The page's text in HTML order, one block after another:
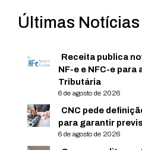
Últimas Notícias
Receita publica
NF-e e NFC-e
Tributária
6 de agosto de 2026
CNC pede
para garantir
6 de agosto de 2026